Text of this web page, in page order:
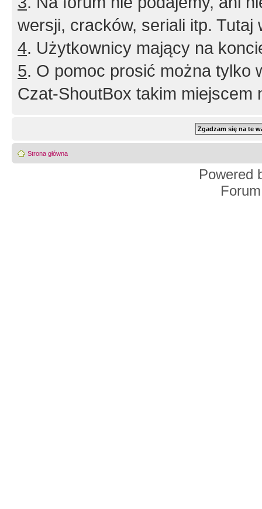
wersji, cracków, seriali itp. Tutaj
4. Użytkownicy mający na
5. O pomoc prosić można tylko
Czat-ShoutBox takim miejscem
Strona główna
Powered